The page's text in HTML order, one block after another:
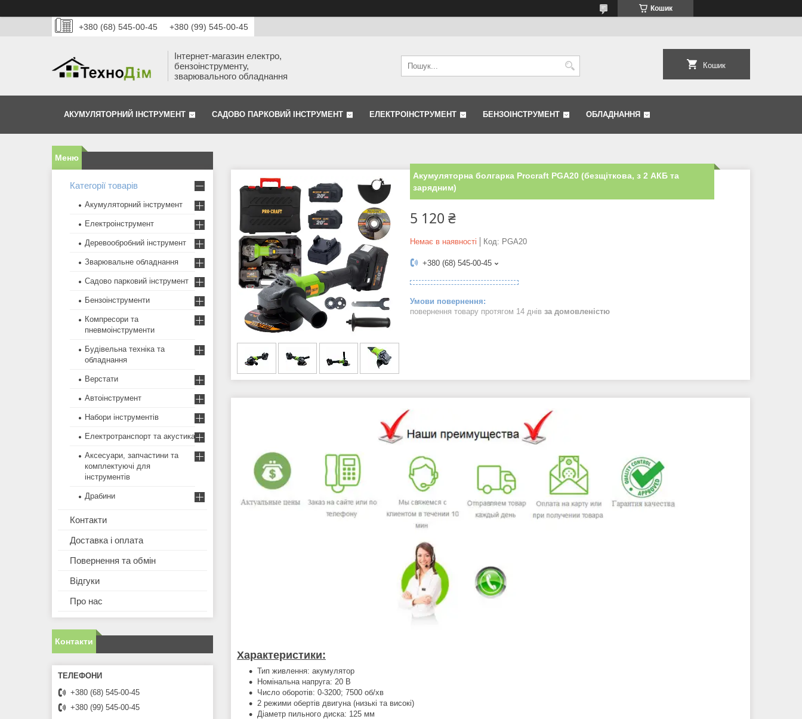
Кошик
+380 (68) 545-00-45 +380 (99) 545-00-45
Інтернет-магазин електро,
бензоінструменту,
зварювального обладнання
Кошик
АКУМУЛЯТОРНИЙ ІНСТРУМЕНТ САДОВО ПАРКОВИЙ ІНСТРУМЕНТ ЕЛЕКТРОІНСТРУМЕНТ БЕНЗОІНСТРУМЕНТ ОБЛАДНАННЯ
Акумуляторна болгарка Procraft PGA20 (безщіткова, з 2 АКБ та
зарядним)
5 120 ₴
Немає в наявності Код: PGA20
+380 (68) 545-00-45
повернення товару протягом 14 днів за домовленістю
Характеристики:
Тип живлення: акумулятор
Номінальна напруга: 20 В
Число оборотів: 0-3200; 7500 об/хв
2 режими обертів двигуна (низькі та високі)
Діаметр пильного диска: 125 мм
Категорії товарів
Акумуляторний інструмент
Електроінструмент
Деревообробний інструмент
Зварювальне обладнання
Садово парковий інструмент
Бензоінструменти
Компресори та
пневмоінструменти
Будівельна техніка та
обладнання
Верстати
Автоінструмент
Набори інструментів
Електротранспорт та акустика
Аксесуари, запчастини та
комплектуючі для
інструментів
Драбини
Контакти
Доставка і оплата
Повернення та обмін
Відгуки
Про нас
Контакти
+380 (68) 545-00-45
+380 (99) 545-00-45